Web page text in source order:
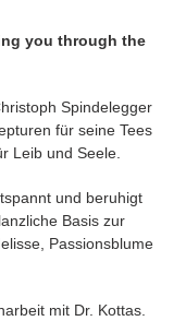
you through the
Spindelegger
für seine Tees
Leib und Seele.
und beruhigt
Basis zur
Passionsblume
mit Dr. Kottas.